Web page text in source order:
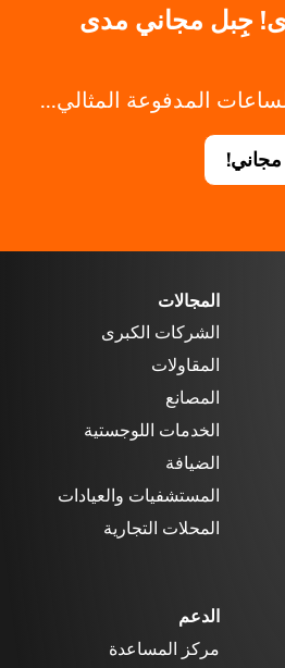
جِبل مجاني مدى
المدفوعة المثالي...
مجاني!
المجالات
الشركات الكبرى
المقاولات
المصانع
الخدمات اللوجستية
الضيافة
المستشفيات والعيادات
المحلات التجارية
الدعم
مركز المساعدة